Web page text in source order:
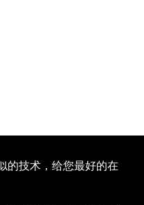
的技术，给您最好的在